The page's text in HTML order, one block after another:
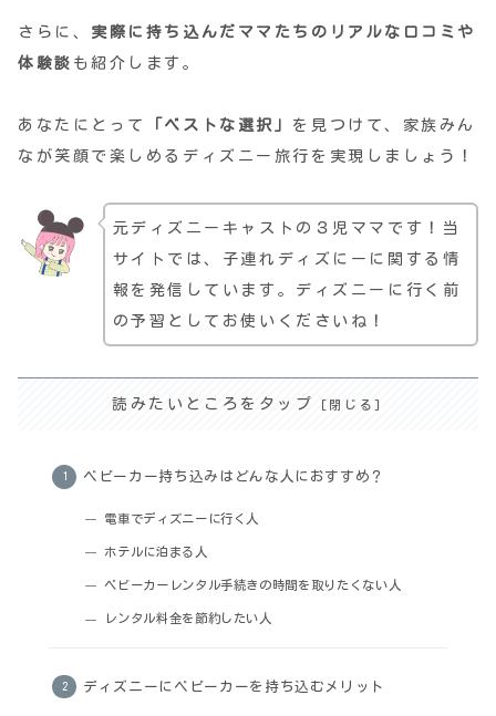
さらに、 実際に持ち込んだママたちのリアルな口コミや
体験談 も紹介します。
あなたにとって 「ベストな選択」 を見つけて、家族みん
なが笑顔で楽しめるディズニー旅行を実現しましょう！
元ディズニーキャストの３児ママです！当
サイトでは、子連れディズにーに関する情
報を発信しています。ディズニーに行く前
の予習としてお使いくださいね！
読みたいところをタップ
ベビーカー持ち込みはどんな人におすすめ？
電車でディズニーに行く人
ホテルに泊まる人
ベビーカーレンタル手続きの時間を取りたくない人
レンタル料金を節約したい人
ディズニーにベビーカーを持ち込むメリット